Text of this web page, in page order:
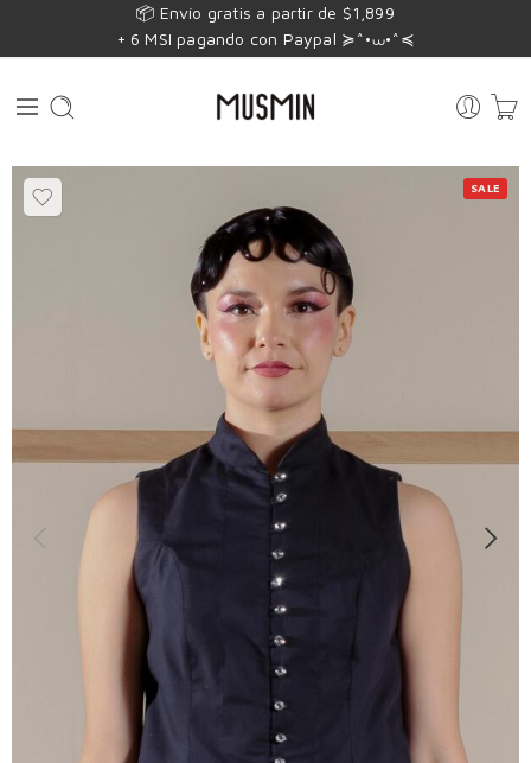
📦 Envío gratis a partir de $1,899
+ 6 MSI pagando con Paypal ≽^•⩊•^≼
SALE